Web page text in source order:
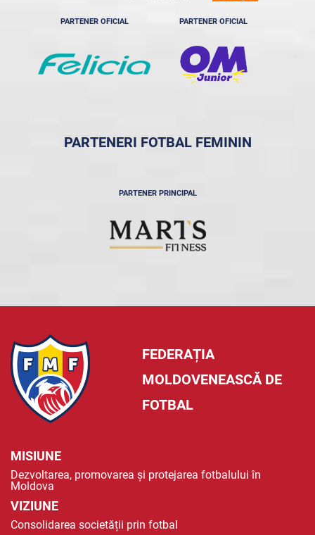
PARTENER OFICIAL PARTENER OFICIAL
PARTENERI FOTBAL FEMININ
PARTENER PRINCIPAL
FEDERAȚIA
MOLDOVENEASCĂ DE
FOTBAL
MISIUNE
Dezvoltarea, promovarea și protejarea fotbalului în
Moldova
VIZIUNE
Consolidarea societății prin fotbal